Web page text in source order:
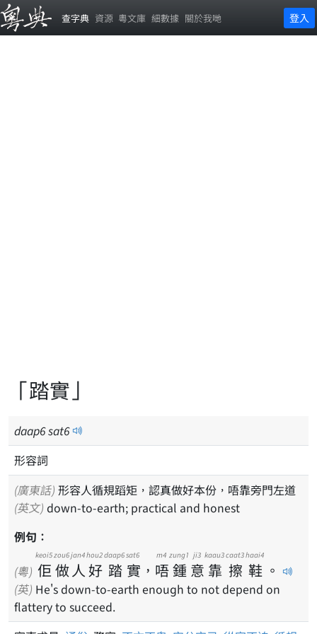
查字典 資源 粵文庫 細數據 關於我哋 登入
「踏實」
daap6sat6
形容詞
(廣東話) 形容人循規蹈矩，認真做好本份，唔靠旁門左道
(英文) down-to-earth; practical and honest
例句：
(粵) 佢
keoi5
做
zou6
人
jan4
好
hou2
踏
daap6
實
sat6
， 唔
m4
鍾
zung1
意
ji3
靠
kaau3
擦
caat3
鞋
haai4
。
(英) He's down-to-earth enough to not depend on
flattery to succeed.